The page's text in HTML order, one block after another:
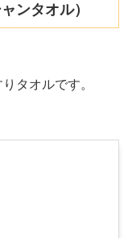
ンタオル）
タオルです。